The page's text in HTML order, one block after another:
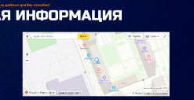
принимаете политику